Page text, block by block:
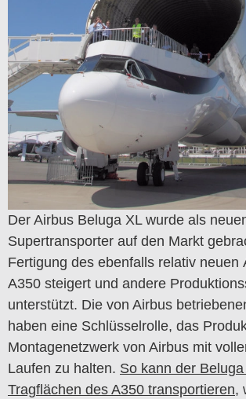
Der Airbus Beluga XL wurde als
Supertransporter auf den Markt
Fertigung des ebenfalls relativ neuen
A350 steigert und andere
unterstützt. Die von Airbus
haben eine Schlüsselrolle, das
Montagenetzwerk von Airbus mit
Laufen zu halten. So kann der
Tragflächen des A350 transportieren,